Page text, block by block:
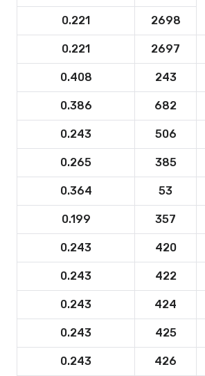
2698
0.221
2697
0.221
243
0.408
682
0.386
506
0.243
385
0.265
53
0.364
357
0.199
420
0.243
422
0.243
424
0.243
425
0.243
426
0.243